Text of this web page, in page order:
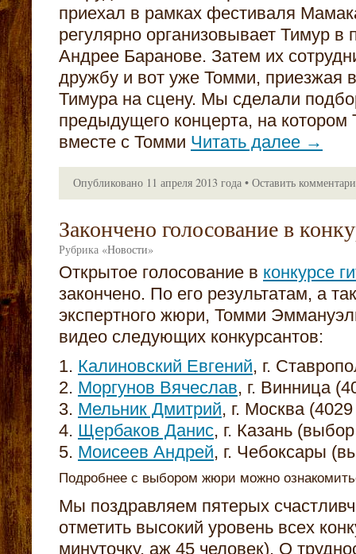
приехал в рамках фестиваля
регулярно организовывает Тимур в
Андрее Баранове. Затем их
дружбу и вот уже Томми, приезжая
Тимура на сцену. Мы сделали
предыдущего концерта, на
вместе с Томми Читать далее →
Опубликовано 11 апреля 2013 года • Оставить
Закончено голосование в
Рубрика «Новости»
Открытое голосование в конкурсе
закончено. По его результатам, а
экспертного жюри, Томми
видео следующих конкурсантов:
1. Калиновский Евгений, г.
2. Моргунов Вячеслав, г. Винница
3. Мельник Дмитрий, г. Москва
4. Щербаков Данис, г. Казань
5. Моисеев Андрей, г. Чебоксары
Подробнее с выбором жюри можно
Мы поздравляем пятерых
отметить высокий уровень всех
минуточку, аж 45 человек). О